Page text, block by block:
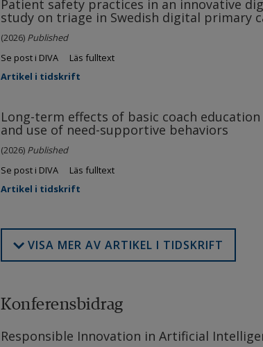
Patient safety practices in an innovative
study on triage in Swedish digital primary
(2026) Published
Se post i DIVA
Läs fulltext
Artikel i tidskrift
Long-term effects of basic coach
and use of need-supportive behaviors
(2026) Published
Se post i DIVA
Läs fulltext
Artikel i tidskrift
VISA MER AV ARTIKEL I TIDSKRIFT
Konferensbidrag
Responsible Innovation in Artificial